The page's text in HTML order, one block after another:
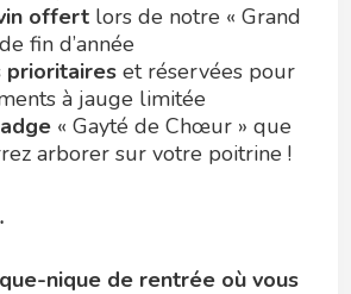
offert lors de notre « Grand
fin d’année
prioritaires et réservées pour
à jauge limitée
« Gayté de Chœur » que
arborer sur votre poitrine !
nique de rentrée où vous